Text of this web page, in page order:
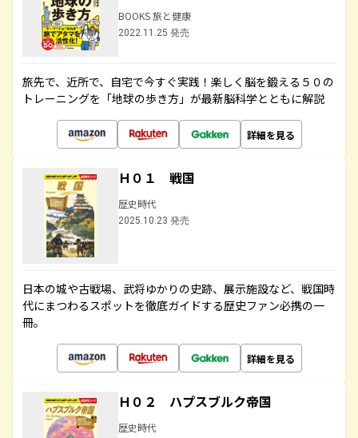
BOOKS 旅と健康
2022.11.25 発売
旅先で、近所で、自宅で今すぐ実践！楽しく脳を鍛える５０の
トレーニングを「地球の歩き方」が最新脳科学とともに解説
詳細を見る
Ｈ０１ 戦国
歴史時代
2025.10.23 発売
日本の城や古戦場、武将ゆかりの史跡、展示施設など、戦国時
代にまつわるスポットを徹底ガイドする歴史ファン必携の一
冊。
詳細を見る
Ｈ０２ ハプスブルク帝国
歴史時代